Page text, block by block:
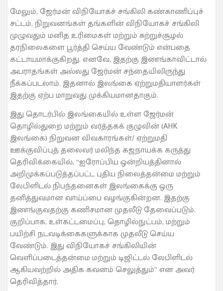
மேலும், ஜேர்மன் விநியோகச் சங்கிலி கண்காணிப்புச்
சட்டம், நிறுவனங்கள் தங்களின் விநியோகச் சங்கிலி
முழுவதும் மனித உரிமைகள் மற்றும் சுற்றுச்சூழல்
தரநிலைகளை பூர்த்தி செய்ய வேண்டும் என்பதை
கட்டாயமாக்குகிறது. எனவே, இதற்கு இணங்காவிட்டால்
அபராதங்கள் அல்லது ஜேர்மன் சந்தையிலிருந்து
நீக்கப்படலாம். இதனால் இலங்கை ஏற்றுமதியாளர்கள்
இதற்கு ஏற்ப மாறுவது முக்கியமானதாகும்.
இது தொடர்பில் இலங்கையில் உள்ள ஜேர்மன்
தொழில்துறை மற்றும் வர்த்தகக் குழுவின் (AHK
இலங்கை) நிறுவன விவகாரங்கள்/ ஏற்றுமதி
ஊக்குவிப்புத் தலைவர் மலிந்த கஜநாயக்க கருத்து
தெரிவிக்கையில், “ஐரோப்பிய ஒன்றியத்தினால்
அறிமுக்கப்படுத்தப்பட்ட புதிய நிலைத்தன்மை மற்றும்
லேபிளிடல் நிபந்தனைகள் இலங்கைக்கு ஒரு
தனித்துவமான வாய்ப்பை வழங்குகின்றன. இதற்கு
இணங்குவதற்கு கணிசமான முதலீடு தேவைப்படும்.
குறிப்பாக, உள்கட்டமைப்பு, தொழில்நுட்பம், மற்றும்
பயிற்சி நடவடிக்கைகளுக்காக முதலீடு செய்ய
வேண்டும். இது விநியோகச் சங்கிலியின்
வெளிப்படைத்தன்மை மற்றும் டிஜிட்டல் லேபிளிடல்
ஆகியவற்றில் அதிக கவனம் செலுத்தும்” என அவர்
தெரிவித்தார்.